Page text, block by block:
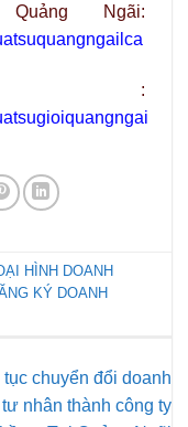
Ngãi:
LCA :
HÌNH DOANH
KÝ DOANH
tục chuyển đổi doanh
nhân thành công ty